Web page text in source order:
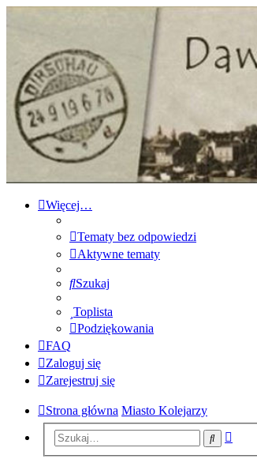
Forum Dawnego Tczewa
Przejdź do zawartości
Więcej…
Tematy bez odpowiedzi
Aktywne tematy
Szukaj
Toplista
Podziękowania
FAQ
Zaloguj się
Zarejestruj się
Strona główna Miasto Kolejarzy
Szukaj